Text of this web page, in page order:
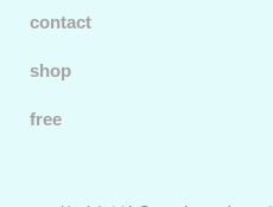
contact
shop
free